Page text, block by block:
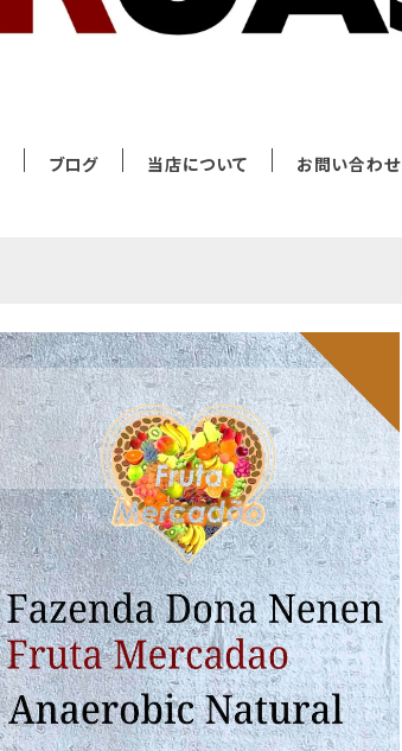
ブログ 当店について お問い合わせ